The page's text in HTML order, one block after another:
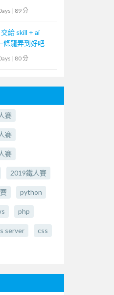
打造
| 89 分
給 skill + ai
條龍弄到好吧
| 80 分
賽
賽
賽
2019鐵人賽
python
php
server css